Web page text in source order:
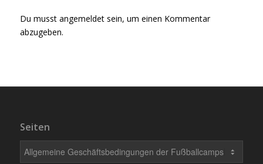
Du musst angemeldetsein, um einen Kommentar
abzugeben.
Seiten